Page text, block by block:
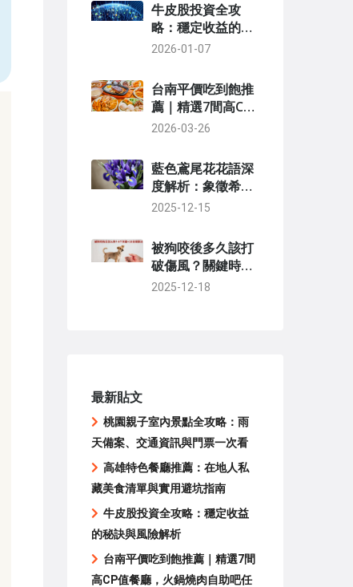
牛皮股投資全攻
略：穩定收益的秘
訣與風險解析
2026-01-07
台南平價吃到飽推
薦｜精選7間高CP
值餐廳，火鍋燒肉
2026-03-26
藍色鳶尾花花語深
度解析：象徵希望
與自由的美麗寓意
2025-12-15
被狗咬後多久該打
破傷風？關鍵時間
點與處理步驟全指
2025-12-18
最新貼文
桃園親子室內景點全攻略：雨
天備案、交通資訊與門票一次看
高雄特色餐廳推薦：在地人私
藏美食清單與實用避坑指南
牛皮股投資全攻略：穩定收益
的秘訣與風險解析
台南平價吃到飽推薦｜精選7間
高CP值餐廳，火鍋燒肉自助吧任